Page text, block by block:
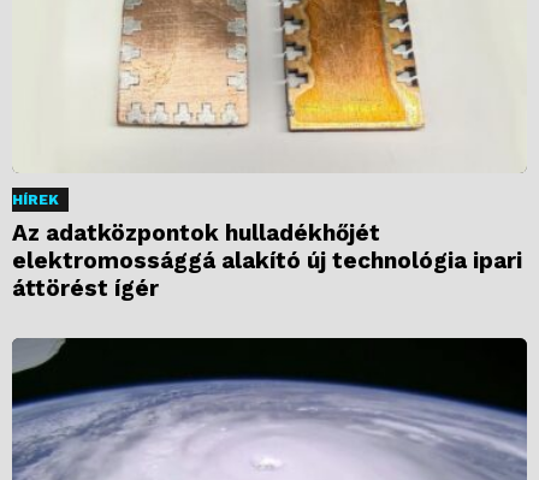
HÍREK
Az adatközpontok hulladékhőjét
elektromossággá alakító új technológia ipari
áttörést ígér